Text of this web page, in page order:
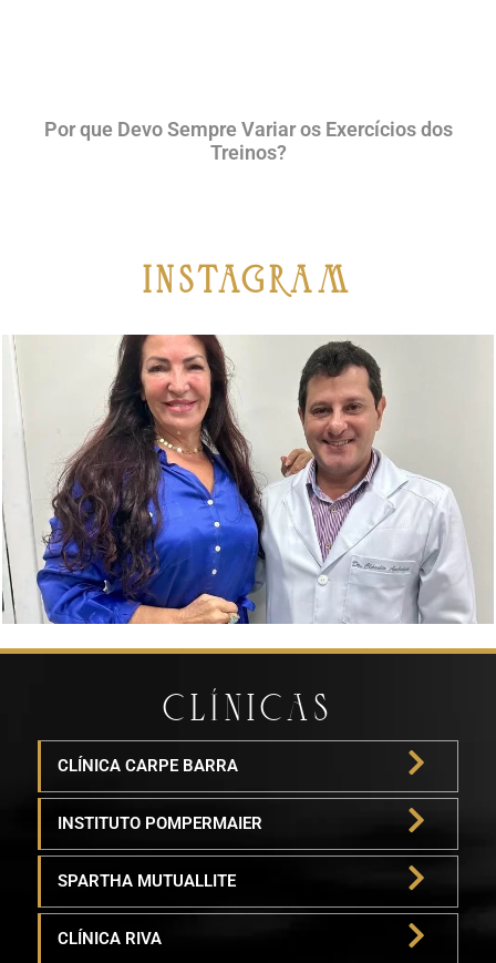
Por que Devo Sempre Variar os Exercícios dos
Treinos?
iNSTAGRAM
CLÍNICAS
CLÍNICA CARPE BARRA
INSTITUTO POMPERMAIER
SPARTHA MUTUALLITE
CLÍNICA RIVA